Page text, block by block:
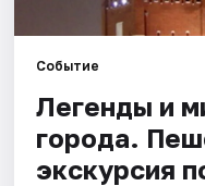
Города
Площадки
Событие
Легенды и
города.
экскурсия